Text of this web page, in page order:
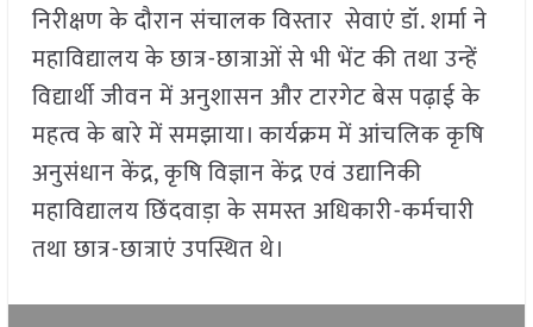
निरीक्षण के दौरान संचालक विस्तार सेवाएं डॉ. शर्मा ने
महाविद्यालय के छात्र-छात्राओं से भी भेंट की तथा उन्हें
विद्यार्थी जीवन में अनुशासन और टारगेट बेस पढ़ाई के
महत्व के बारे में समझाया। कार्यक्रम में आंचलिक कृषि
अनुसंधान केंद्र, कृषि विज्ञान केंद्र एवं उद्यानिकी
महाविद्यालय छिंदवाड़ा के समस्त अधिकारी-कर्मचारी
तथा छात्र-छात्राएं उपस्थित थे।